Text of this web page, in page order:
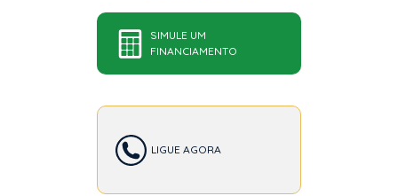
SIMULE UM
FINANCIAMENTO
LIGUE AGORA